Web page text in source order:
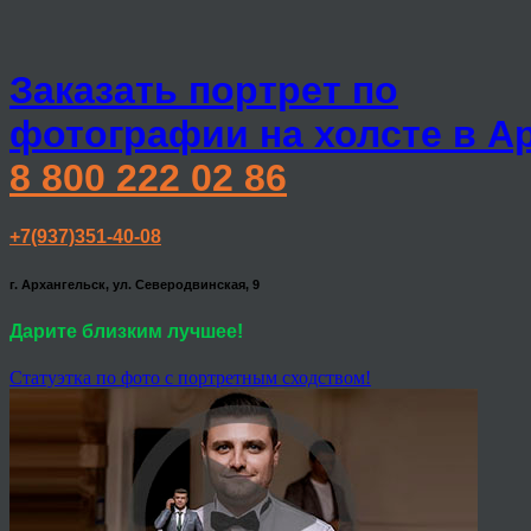
Заказать портрет по
фотографии на холсте в
8 800 222 02 86
+7(937)351-40-08
г. Архангельск, ул. Северодвинская, 9
Дарите близким лучшее!
Статуэтка по фото с портретным сходством!